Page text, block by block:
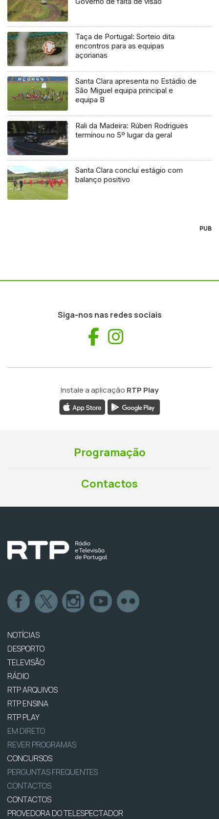
Taça de Portugal: Sorteio dita
encontros para as equipas
açorianas
Santa Clara apresenta no Estádio de
São Miguel equipa principal e
equipa B
Rali da Madeira: Rúben Rodrigues
terminou no 5º lugar da geral
Santa Clara conclui estágio com
balanço positivo
PUB
Siga-nos nas redes sociais
Facebook
Instale a aplicação RTP Play
Programação
Contactos
NOTÍCIAS
DESPORTO
TELEVISÃO
RÁDIO
RTP ARQUIVOS
RTP ENSINA
RTP PLAY
EM DIRETO
REVER PROGRAMAS
CONCURSOS
PERGUNTAS FREQUENTES
CONTACTOS
CONTACTOS
PROVEDORA DO TELESPECTADOR